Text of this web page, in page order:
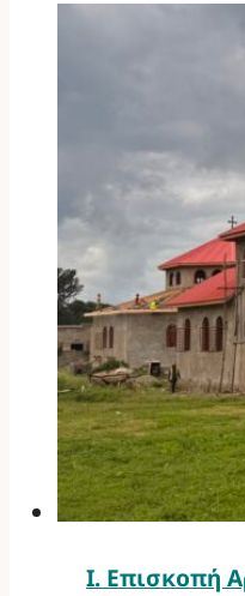
Ι. Επισκοπή